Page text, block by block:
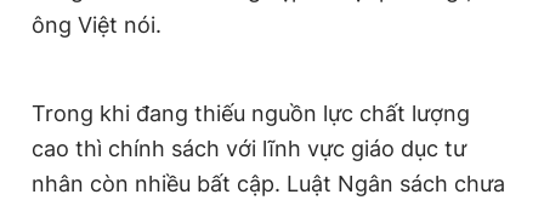
ông Việt nói.
Trong khi đang thiếu nguồn lực chất lượng
cao thì chính sách với lĩnh vực giáo dục tư
nhân còn nhiều bất cập. Luật Ngân sách chưa